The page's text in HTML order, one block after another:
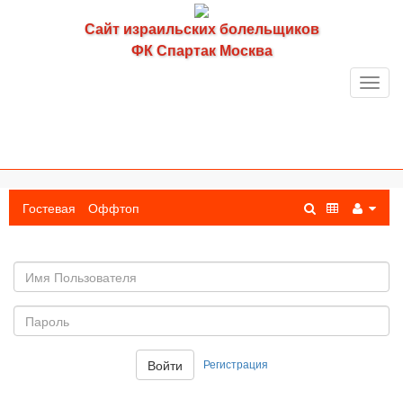
Сайт израильских болельщиков
ФК Спартак Москва
Гостевая Оффтоп
пользователя
Войти Регистрация